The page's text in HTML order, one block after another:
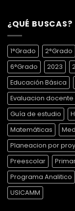
¿QUÉ BUSCAS?
1°Grado 2°Grado
6°Grado
2023
Educación Básica
Evaluacion docente
Guía de estudio
Matemáticas
Planeacion por
Preescolar
Programa Analitico
USICAMM